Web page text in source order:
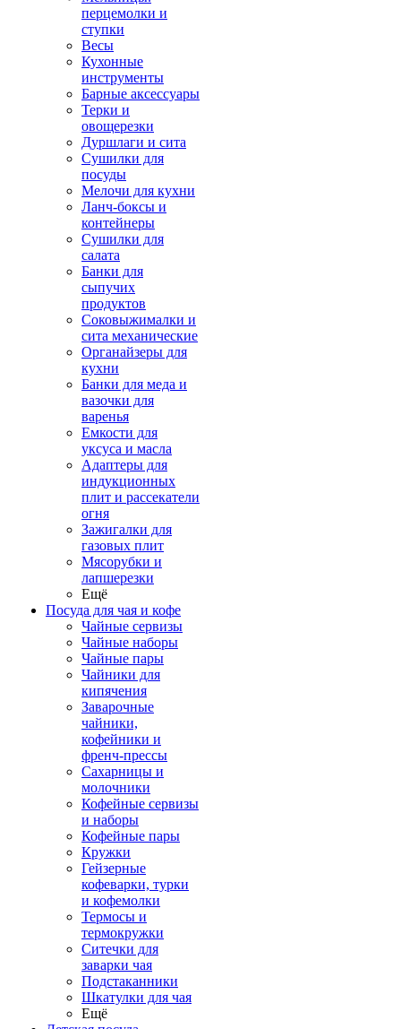
перцемолки и
ступки
Весы
Кухонные
инструменты
Барные аксессуары
Терки и
овощерезки
Дуршлаги и сита
Сушилки для
посуды
Мелочи для кухни
Ланч-боксы и
контейнеры
Сушилки для
салата
Банки для
сыпучих
продуктов
Соковыжималки и
сита механические
Органайзеры для
кухни
Банки для меда и
вазочки для
варенья
Емкости для
уксуса и масла
Адаптеры для
индукционных
плит и рассекатели
огня
Зажигалки для
газовых плит
Мясорубки и
лапшерезки
Ещё
Посуда для чая и кофе
Чайные сервизы
Чайные наборы
Чайные пары
Чайники для
кипячения
Заварочные
чайники,
кофейники и
френч-прессы
Сахарницы и
молочники
Кофейные сервизы
и наборы
Кофейные пары
Кружки
Гейзерные
кофеварки, турки
и кофемолки
Термосы и
термокружки
Ситечки для
заварки чая
Подстаканники
Шкатулки для чая
Ещё